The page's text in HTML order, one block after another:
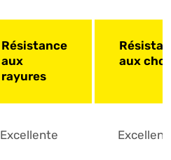
Résistance
aux
rayures
aux
Excellente